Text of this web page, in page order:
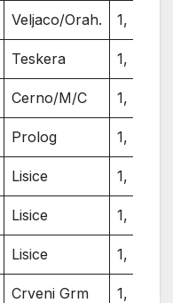
Veljaco/Orah. 1,
Teskera 1,
Cerno/M/C 1,
Prolog 1,
Lisice 1,
Lisice 1,
Lisice 1,
Crveni Grm 1,